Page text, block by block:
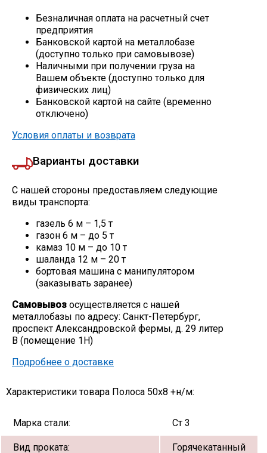
Алюминиевый прокат
Безналичная оплата на расчетный счет
предприятия
Банковской картой на металлобазе
(доступно только при самовывозе)
Наличными при получении груза на
Вашем объекте (доступно только для
физических лиц)
Банковской картой на сайте (временно
отключено)
Условия оплаты и возврата
Варианты доставки
С нашей стороны предоставляем следующие
виды транспорта:
газель 6 м – 1,5 т
газон 6 м – до 5 т
камаз 10 м – до 10 т
шаланда 12 м – 20 т
бортовая машина с манипулятором
(заказывать заранее)
Самовывоз осуществляется с нашей
металлобазы по адресу: Санкт-Петербург,
проспект Александровской фермы, д. 29 литер
В (помещение 1Н)
Подробнее о доставке
Характеристики товара Полоса 50х8 +н/м:
Марка стали: Ст 3
Вид проката: Горячекатанный